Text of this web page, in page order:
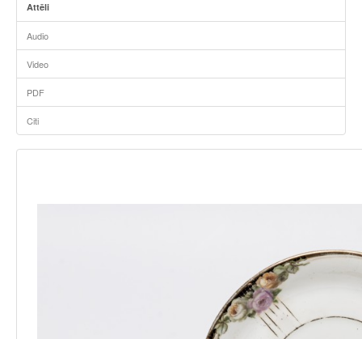
Attēli
Audio
Video
PDF
Citi